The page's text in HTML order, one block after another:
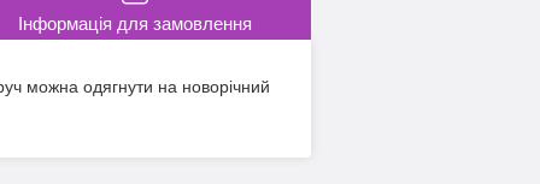
Інформація для замовлення
можна одягнути на новорічний